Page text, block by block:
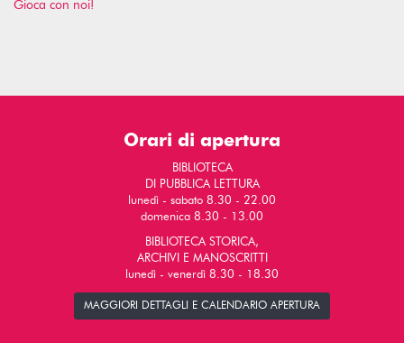
Gioca con noi!
Orari di apertura
BIBLIOTECA
DI PUBBLICA LETTURA
lunedì - sabato 8.30 - 22.00
domenica 8.30 - 13.00
BIBLIOTECA STORICA,
ARCHIVI E MANOSCRITTI
lunedì - venerdì 8.30 - 18.30
MAGGIORI DETTAGLI E CALENDARIO APERTURA